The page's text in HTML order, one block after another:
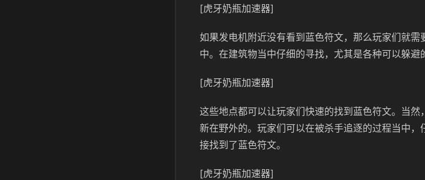
[虎牙奶瓶加速器]
如果发电机附近没有看到蓝色符文，那么玩家们就
中。在建筑物当中仔细的寻找，尤其是各种可以躲避
[虎牙奶瓶加速器]
这些地点都可以让玩家们快速的找到蓝色符文。当
新在野外的。玩家们可以在被杀手追逐的过程当中
接找到了蓝色符文。
[虎牙奶瓶加速器]